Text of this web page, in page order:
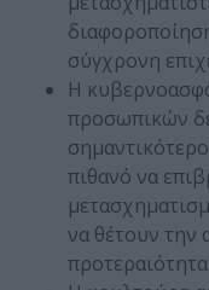
σύγχρονη
Η
προσωπικών
πιθανό να
να θέτουν την
προτεραιότητα